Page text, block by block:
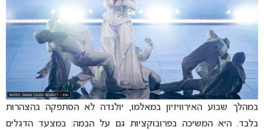
במהלך שבוע האירוויזיון במאלמו, יולנדה לא הסתפקה בהצהרות
בלבד. היא המשיכה בפרובוקציות גם על הבמה: במצעד הדגלים